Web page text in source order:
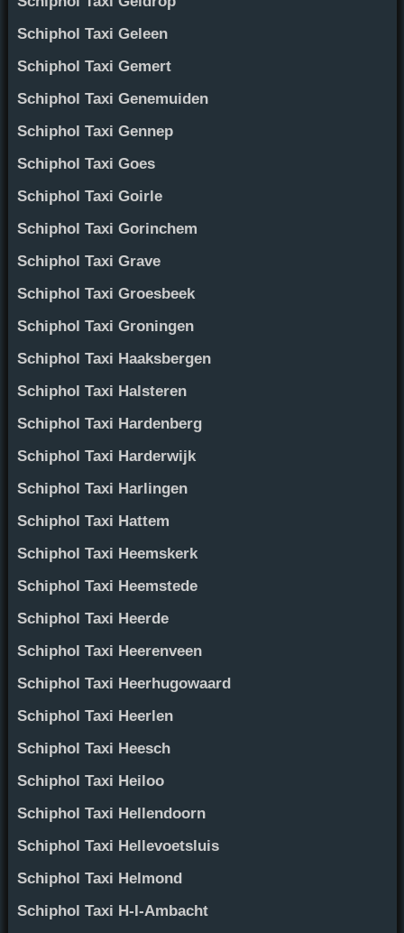
Schiphol Taxi Geleen
Schiphol Taxi Gemert
Schiphol Taxi Genemuiden
Schiphol Taxi Gennep
Schiphol Taxi Goes
Schiphol Taxi Goirle
Schiphol Taxi Gorinchem
Schiphol Taxi Grave
Schiphol Taxi Groesbeek
Schiphol Taxi Groningen
Schiphol Taxi Haaksbergen
Schiphol Taxi Halsteren
Schiphol Taxi Hardenberg
Schiphol Taxi Harderwijk
Schiphol Taxi Harlingen
Schiphol Taxi Hattem
Schiphol Taxi Heemskerk
Schiphol Taxi Heemstede
Schiphol Taxi Heerde
Schiphol Taxi Heerenveen
Schiphol Taxi Heerhugowaard
Schiphol Taxi Heerlen
Schiphol Taxi Heesch
Schiphol Taxi Heiloo
Schiphol Taxi Hellendoorn
Schiphol Taxi Hellevoetsluis
Schiphol Taxi Helmond
Schiphol Taxi H-I-Ambacht